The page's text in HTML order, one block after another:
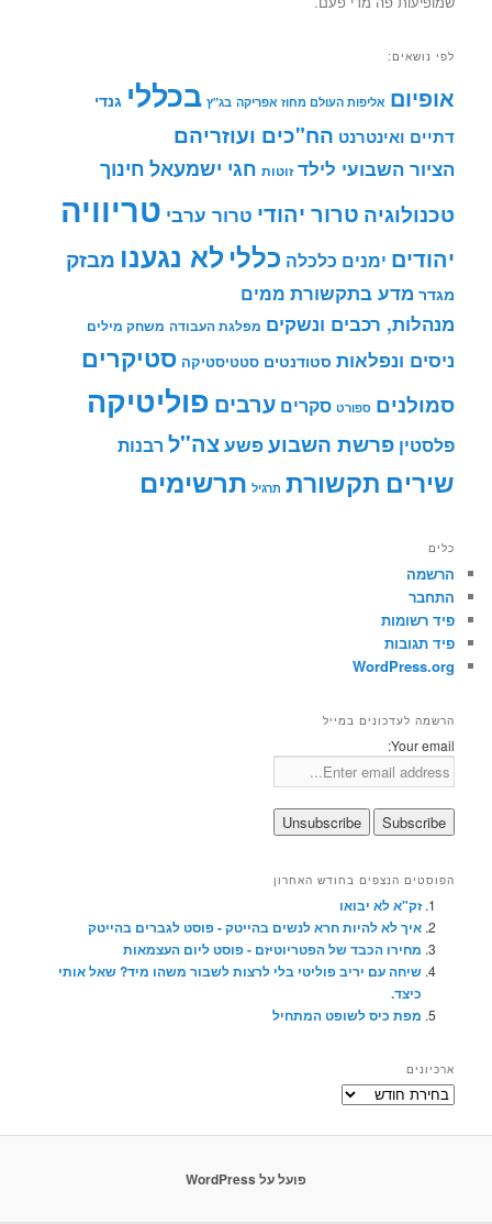
לפי נושאים:
אופיום אליפות העולם מחוז אפריקה בג"ץ בכללי גנדי
דתיים ואינטרנט הח"כים ועוזריהם
הציור השבועי לילד זוטות חגי ישמעאל חינוך
טכנולוגיה טרור יהודי טרור ערבי טריוויה
יהודים ימנים כלכלה כללי לא נגענו מבזק
מגדר מדע בתקשורת ממים
מנהלות, רכבים ונשקים מפלגת העבודה משחק מילים
ניסים ונפלאות סטודנטים סטטיסטיקה סטיקרים
סמולנים ספורט סקרים ערבים פוליטיקה
פלסטין פרשת השבועפשעצה"ל רבנות
שירים תקשורת תרגיל תרשימים
כלים
הרשמה
התחבר
פיד רשומות
פיד תגובות
WordPress.org
הרשמה לעדכונים במייל
Your email:
הפוסטים הנצפים בחודש האחרון
זק"א לא יבואו
איך לא להיות חרא לנשים בהייטק - פוסט לגברים בהייטק
מחירו הכבד של הפטריוטיזם - פוסט ליום העצמאות
שיחה עם יריב פוליטי בלי לרצות לשבור משהו מיד? שאל אותי
כיצד.
מפת כיס לשופט המתחיל
ארכיונים
ארכיונים
פועל על WordPress